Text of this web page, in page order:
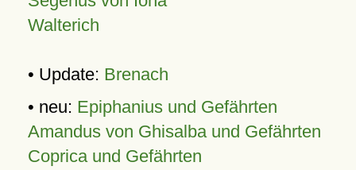
Walterich
• Update: Brenach
• neu: Epiphanius und Gefährten
Amandus von Ghisalba und Gefährten
Coprica und Gefährten